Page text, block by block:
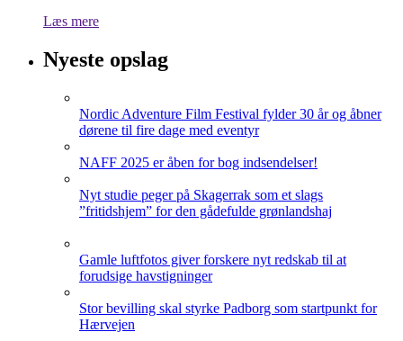
Læs mere
Nyeste opslag
Nordic Adventure Film Festival fylder 30 år og åbner
dørene til fire dage med eventyr
NAFF 2025 er åben for bog indsendelser!
Nyt studie peger på Skagerrak som et slags
”fritidshjem” for den gådefulde grønlandshaj
Gamle luftfotos giver forskere nyt redskab til at
forudsige havstigninger
Stor bevilling skal styrke Padborg som startpunkt for
Hærvejen